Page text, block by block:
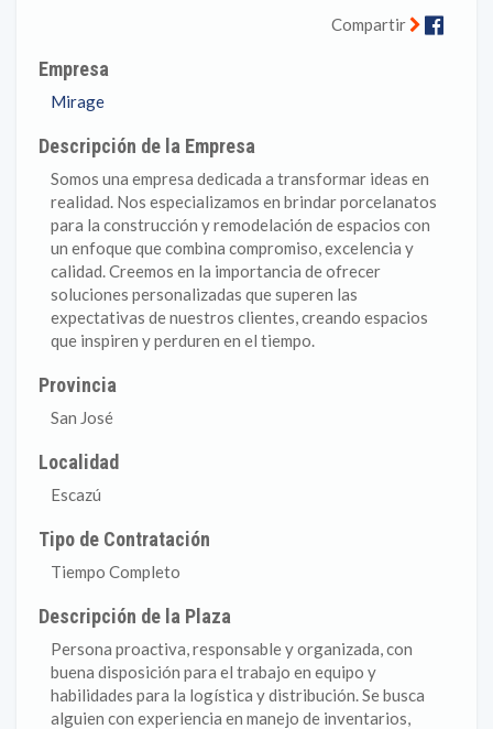
Compartir
Empresa
Mirage
Descripción de la Empresa
Somos una empresa dedicada a transformar ideas en
realidad. Nos especializamos en brindar porcelanatos
para la construcción y remodelación de espacios con
un enfoque que combina compromiso, excelencia y
calidad. Creemos en la importancia de ofrecer
soluciones personalizadas que superen las
expectativas de nuestros clientes, creando espacios
que inspiren y perduren en el tiempo.
Provincia
San José
Localidad
Escazú
Tipo de Contratación
Tiempo Completo
Descripción de la Plaza
Persona proactiva, responsable y organizada, con
buena disposición para el trabajo en equipo y
habilidades para la logística y distribución. Se busca
alguien con experiencia en manejo de inventarios,